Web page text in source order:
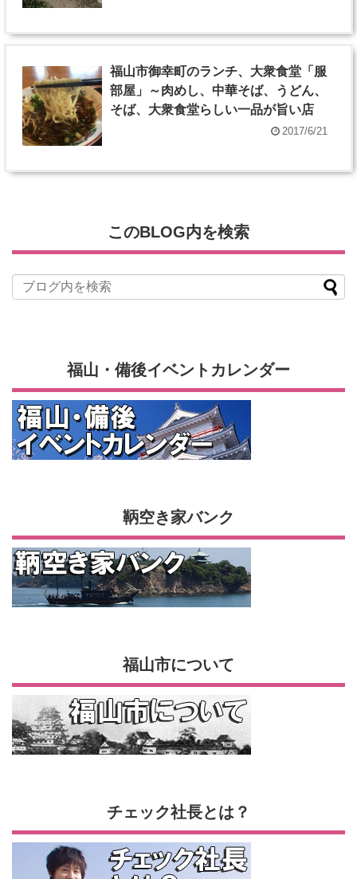
福山市御幸町のランチ、大衆食堂「服
部屋」～肉めし、中華そば、うどん、
そば、大衆食堂らしい一品が旨い店
2017/6/21
このBLOG内を検索
福山・備後イベントカレンダー
鞆空き家バンク
福山市について
チェック社長とは？